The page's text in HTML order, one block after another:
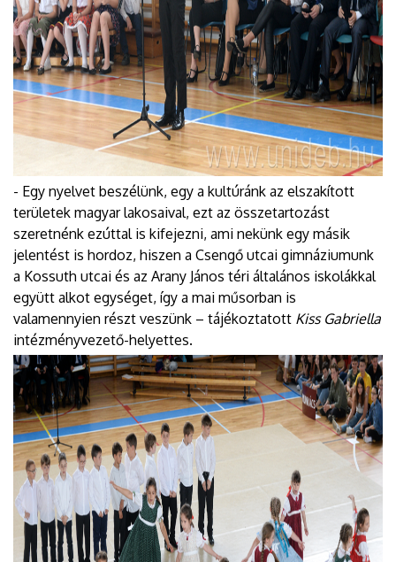
- Egy nyelvet beszélünk, egy a kultúránk az elszakított
területek magyar lakosaival, ezt az összetartozást
szeretnénk ezúttal is kifejezni, ami nekünk egy másik
jelentést is hordoz, hiszen a Csengő utcai gimnáziumunk
a Kossuth utcai és az Arany János téri általános iskolákkal
együtt alkot egységet, így a mai műsorban is
valamennyien részt veszünk – tájékoztatott Kiss Gabriella
intézményvezető-helyettes.